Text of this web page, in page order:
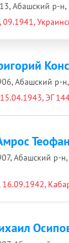
Абашский р-
09.1941,
Абашский р-
ЭГ
Абашский р-
16.09.1942,